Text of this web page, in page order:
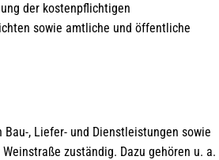
der kostenpflichtigen
sowie amtliche und öffentliche
, Liefer- und Dienstleistungen sowie
zuständig. Dazu gehören u. a.